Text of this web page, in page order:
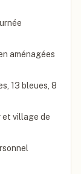
aménagées
13 bleues, 8
et village de